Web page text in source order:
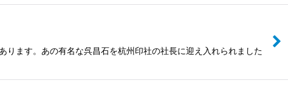
ます。あの有名な呉昌石を杭州印社の社長に迎え入れられました